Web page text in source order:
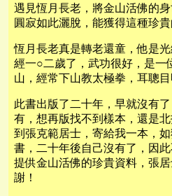
遇見恆月長老，將金山活佛的
圓寂如此灑脫，能獲得這種珍
恆月長老真是轉老還童，他是
經一○二歲了，武功很好，是一
山，經常下山教太極拳，耳聰目
此書出版了二十年，早就沒有
有，想再版找不到樣本，還是
到張克範居士，寄給我一本，
書，二十年後自己沒有了，因
提供金山活佛的珍貴資料，張
謝！